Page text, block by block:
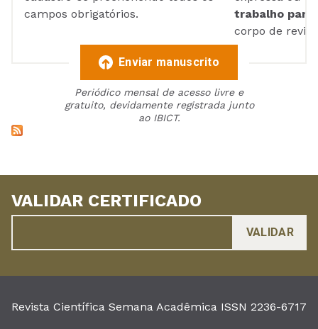
campos obrigatórios.
trabalho para
corpo de
Enviar manuscrito
Periódico mensal de acesso livre e
gratuito, devidamente registrada junto
ao IBICT.
VALIDAR CERTIFICADO
Revista Científica Semana Acadêmica ISSN 2236-6717